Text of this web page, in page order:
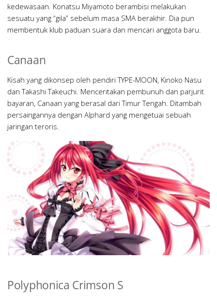
kedewasaan. Konatsu Miyamoto berambisi melakukan
sesuatu yang “gila” sebelum masa SMA berakhir. Dia pun
membentuk klub paduan suara dan mencari anggota baru.
Canaan
Kisah yang dikonsep oleh pendiri TYPE-MOON, Kinoko Nasu
dan Takashi Takeuchi. Menceritakan pembunuh dan parjurit
bayaran, Canaan yang berasal dari Timur Tengah. Ditambah
persaingannya dengan Alphard yang mengetuai sebuah
jaringan teroris.
Polyphonica Crimson S